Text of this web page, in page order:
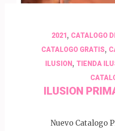
2021, CATALOGO
CATALOGO GRATIS,
ILUSION, TIENDA
ILUSION
Nuevo Catalogo